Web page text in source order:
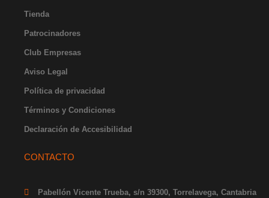
o
-
r
Tienda
Patrocinadores
Club Empresas
Aviso Legal
Política de privacidad
Términos y Condiciones
Declaración de Accesibilidad
CONTACTO
Pabellón Vicente Trueba, s/n 39300, Torrelavega, Cantabria